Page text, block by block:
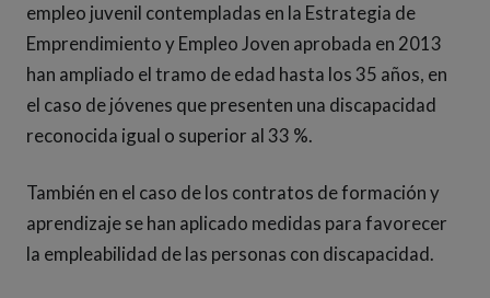
empleo juvenil contempladas en la Estrategia de
Emprendimiento y Empleo Joven aprobada en 2013
han ampliado el tramo de edad hasta los 35 años, en
el caso de jóvenes que presenten una discapacidad
reconocida igual o superior al 33 %.
También en el caso de los contratos de formación y
aprendizaje se han aplicado medidas para favorecer
la empleabilidad de las personas con discapacidad.